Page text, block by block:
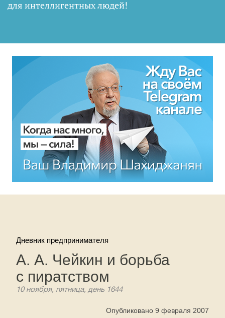
для интеллигентных людей!
Дневник предпринимателя
А. А. Чейкин и борьба
с пиратством
10 ноября, пятница, день 1644
Опубликовано 9 февраля 2007